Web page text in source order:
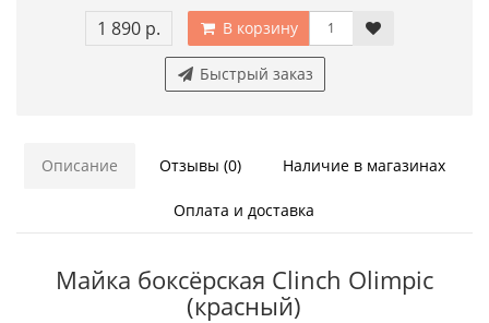
1 890 р. В корзину
Быстрый заказ
Описание Отзывы (0) Наличие в магазинах
Оплата и доставка
Майка боксёрская Clinch Olimpic
(красный)